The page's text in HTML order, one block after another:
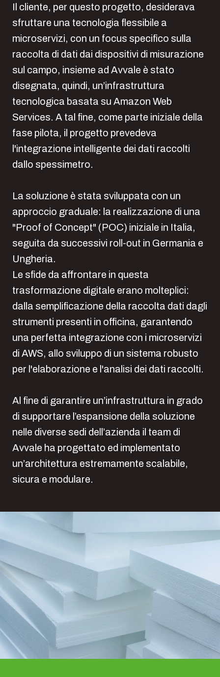
Il cliente, per questo progetto, desiderava
sfruttare una tecnologia flessibile a
microservizi, con un focus specifico sulla
raccolta di dati dai dispositivi di misurazione
sul campo, insieme ad Avvale è stato
disegnata, quindi, un’infrastruttura
tecnologica basata su Amazon Web
Services. A tal fine, come parte iniziale della
fase pilota, il progetto prevedeva
l'integrazione intelligente dei dati raccolti
dallo spessimetro.
La soluzione è stata sviluppata con un
approccio graduale: la realizzazione di una
"Proof of Concept" (POC) iniziale in Italia,
seguita da successivi roll-out in Germania e
Ungheria.
Le sfide da affrontare in questa
trasformazione digitale erano molteplici:
dalla semplificazione della raccolta dati dagli
strumenti presenti in officina, garantendo
una perfetta integrazione con i microservizi
di AWS, allo sviluppo di un sistema robusto
per l'elaborazione e l'analisi dei dati raccolti.
Al fine di garantire un’infrastruttura in grado
di supportare l’espansione della soluzione
nelle diverse sedi dell’azienda il team di
Avvale ha progettato ed implementato
un’architettura estremamente scalabile,
sicura e modulare.